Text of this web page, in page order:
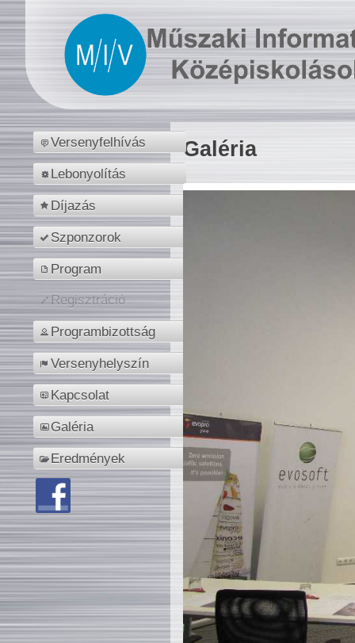
Versenyfelhívás
Lebonyolítás
Díjazás
Szponzorok
Program
Regisztráció
Programbizottság
Versenyhelyszín
Kapcsolat
Galéria
Eredmények
Galéria